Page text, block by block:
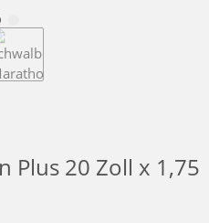
Plus 20 Zoll x 1,75